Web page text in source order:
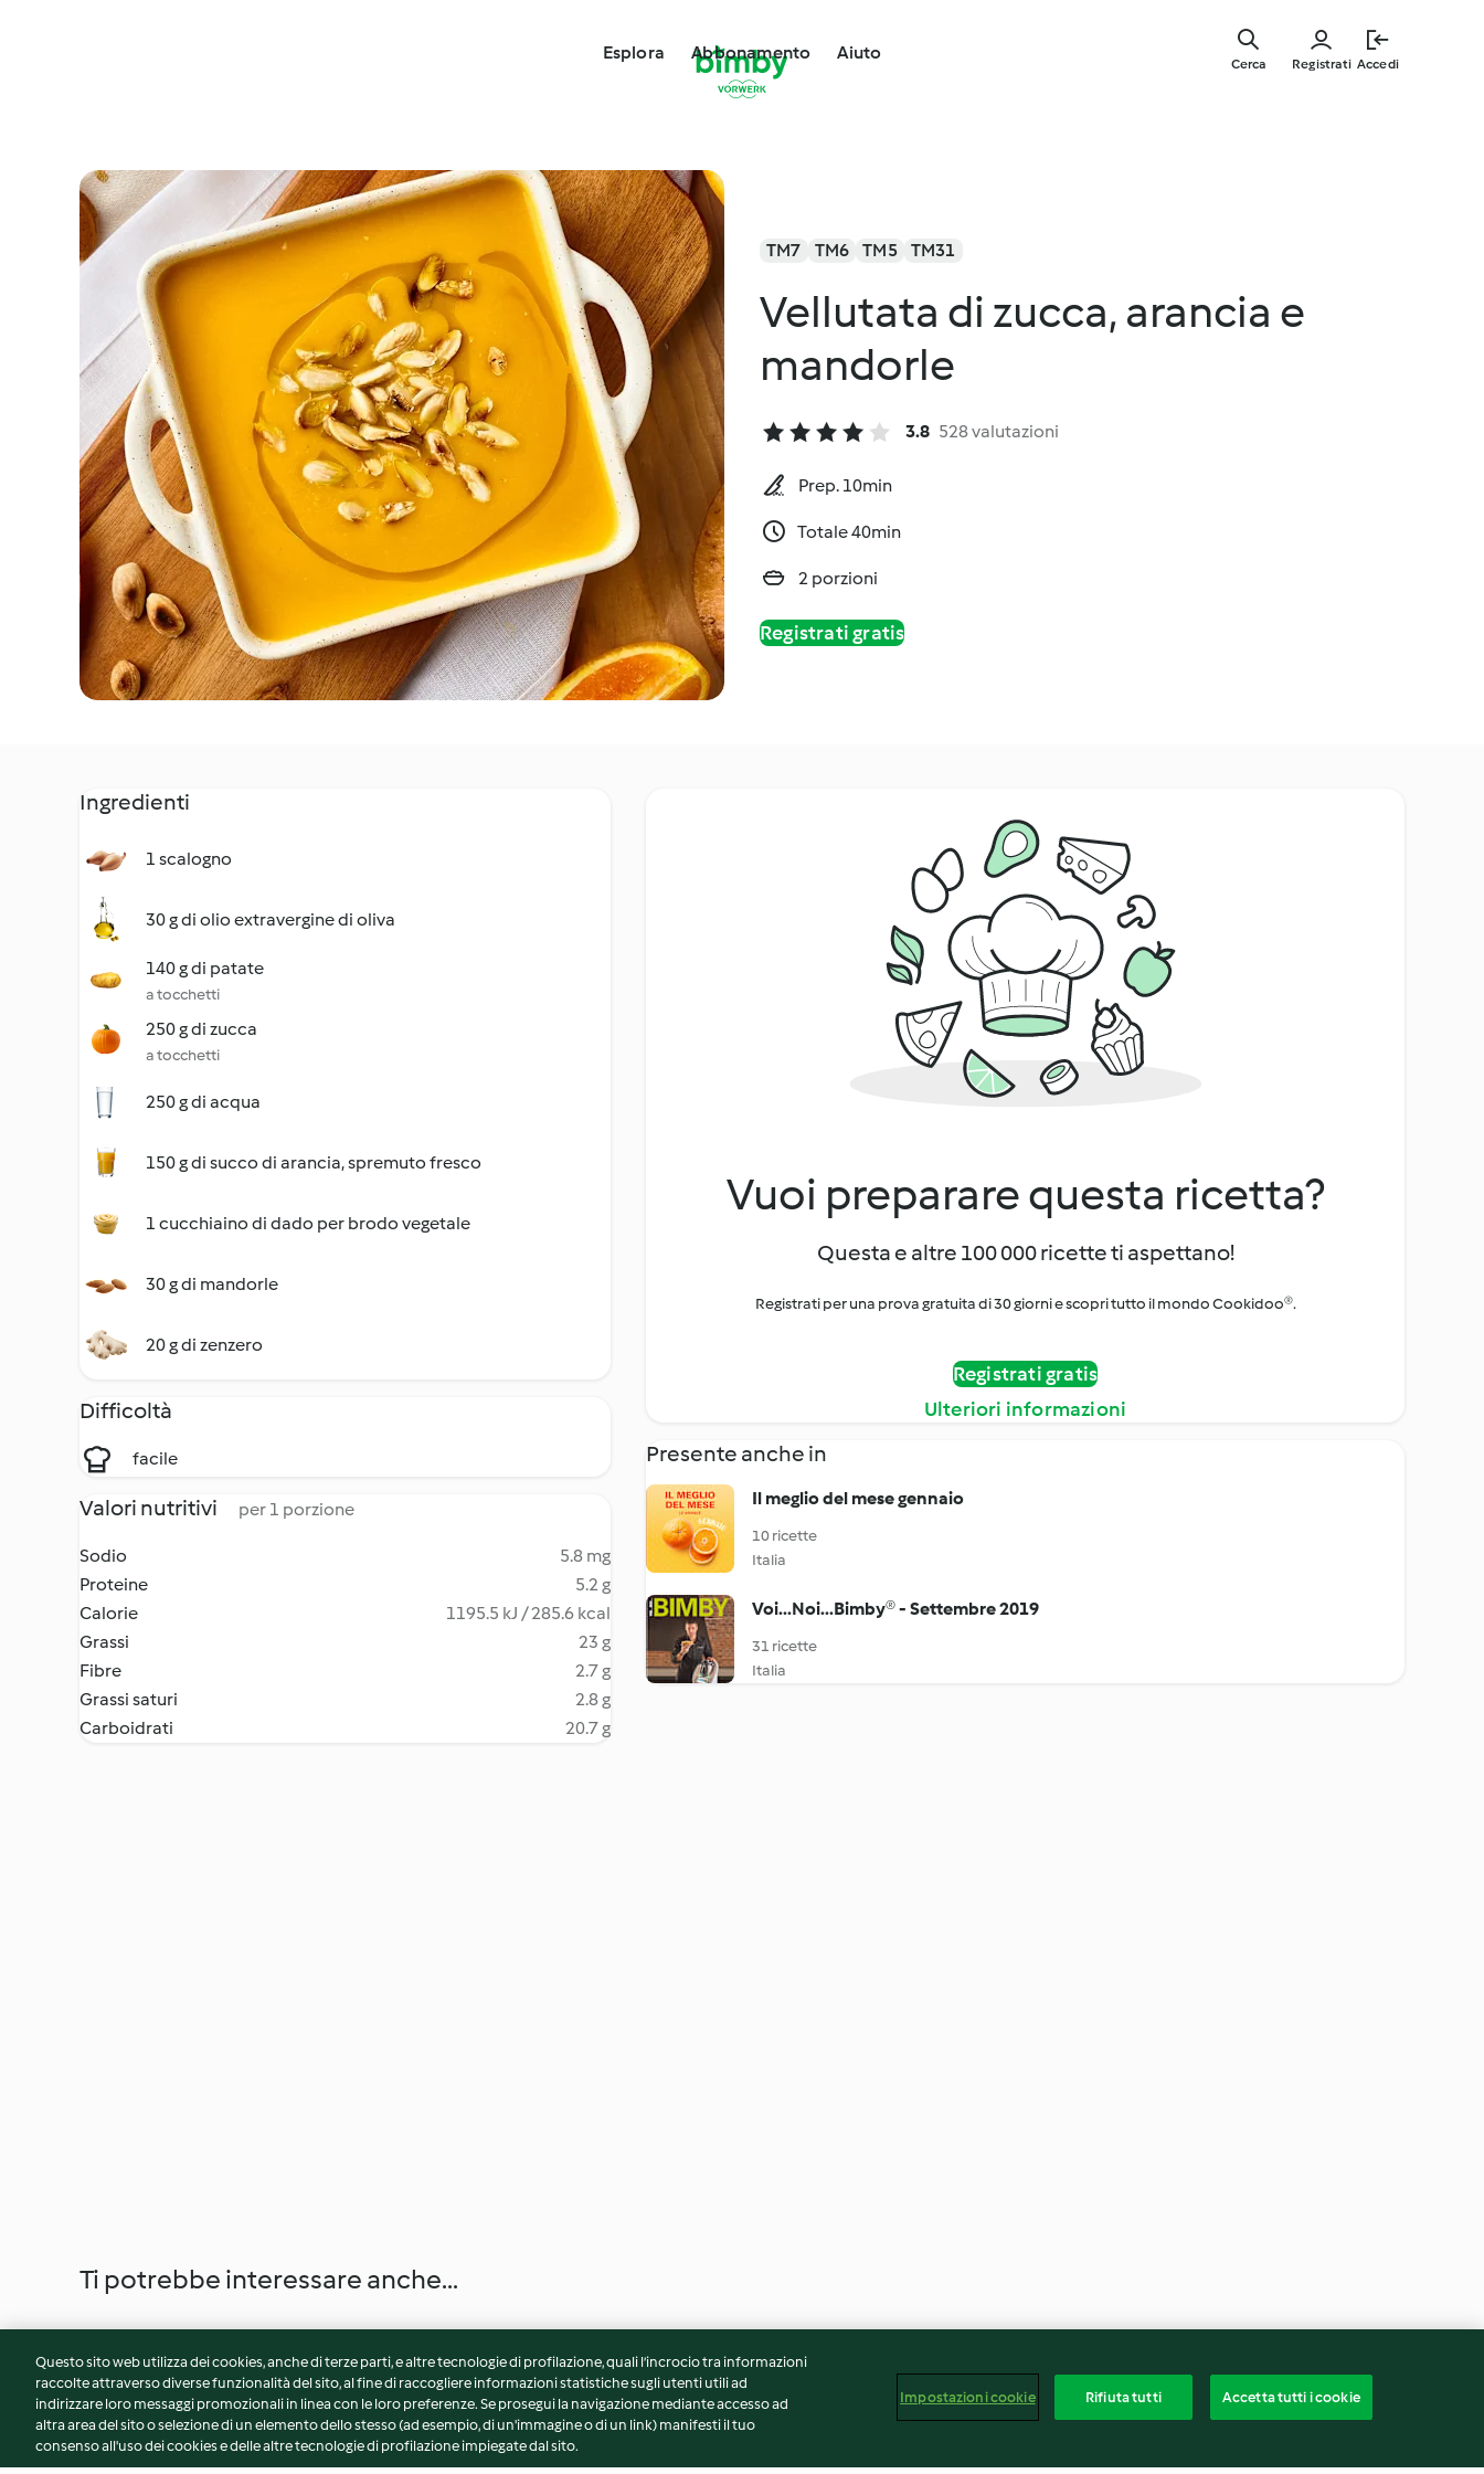
Esplora Abbonamento Aiuto
Registrati Accedi
Cerca
TM7 TM6 TM5 TM31
Vellutata di zucca, arancia e
mandorle
3.8 528 valutazioni
Prep. 10min
Totale 40min
2 porzioni
Registrati gratis
Ingredienti
1 scalogno
30 g di olio extravergine di oliva
140 g di patate
a tocchetti
250 g di zucca
a tocchetti
250 g di acqua
150 g di succo di arancia, spremuto fresco
1 cucchiaino di dado per brodo vegetale
30 g di mandorle
20 g di zenzero
Difficoltà
facile
Valori nutritivi per 1 porzione
Sodio
5.8 mg
Proteine
5.2 g
Calorie
1195.5 kJ / 285.6 kcal
Grassi
23 g
Fibre
2.7 g
Grassi saturi
2.8 g
Carboidrati
20.7 g
Vuoi preparare questa ricetta?
Questa e altre 100 000 ricette ti aspettano!
Registrati per una prova gratuita di 30 giorni e scopri tutto il mondo Cookidoo®.
Registrati gratis
Ulteriori informazioni
Presente anche in
Il meglio del mese gennaio
10 ricette
Italia
Voi...Noi...Bimby® - Settembre 2019
31 ricette
Italia
Ti potrebbe interessare anche...
Questo sito web utilizza dei cookies, anche di terze parti, e altre tecnologie di profilazione, quali l’incrocio tra informazioni
raccolte attraverso diverse funzionalità del sito, al fine di raccogliere informazioni statistiche sugli utenti utili ad
indirizzare loro messaggi promozionali in linea con le loro preferenze. Se prosegui la navigazione mediante accesso ad
altra area del sito o selezione di un elemento dello stesso (ad esempio, di un'immagine o di un link) manifesti il tuo
consenso all'uso dei cookies e delle altre tecnologie di profilazione impiegate dal sito.
Impostazioni cookie Rifiuta tutti Accetta tutti i cookie